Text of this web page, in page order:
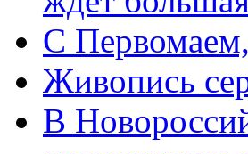
C
Живопись
В